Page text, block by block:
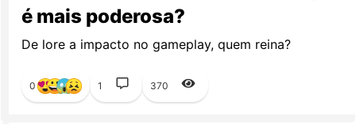
é mais poderosa?
De lore a impacto no gameplay, quem reina?
0 1 370